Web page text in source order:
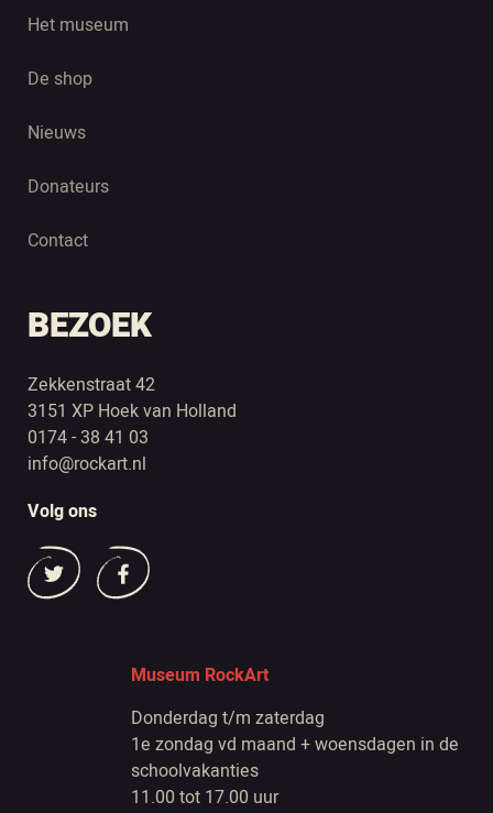
Het museum
De shop
Nieuws
Donateurs
Contact
BEZOEK
Zekkenstraat 42
3151 XP Hoek van Holland
0174 - 38 41 03
info@rockart.nl
Volg ons
Museum RockArt
Donderdag t/m zaterdag
1e zondag vd maand + woensdagen in de
schoolvakanties
11.00 tot 17.00 uur